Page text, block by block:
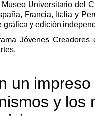
Universitario del
Francia, Italia y
gráfica y edición
Jóvenes Creadores